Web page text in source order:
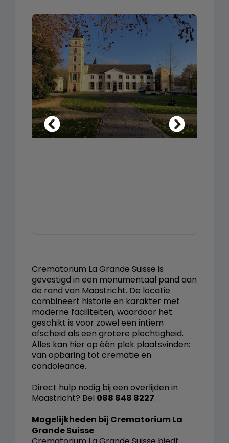
Crematorium La Grande Suisse is
gevestigd in een monumentaal pand aan
de rand van Maastricht. De locatie
combineert historie en karakter met
moderne faciliteiten, waardoor het
geschikt is voor zowel een intiem
afscheid als een grotere plechtigheid.
Alles kan hier op één plek plaatsvinden:
van opbaring tot crematie en
condoleance.
Direct hulp nodig bij een overlijden in
Maastricht? Bel 088 848 8227.
Mogelijkheden bij Crematorium La
Grande Suisse